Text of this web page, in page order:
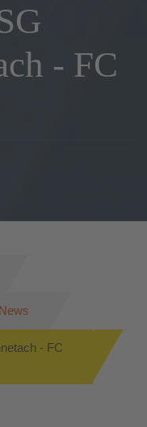
- FC
News
- FC